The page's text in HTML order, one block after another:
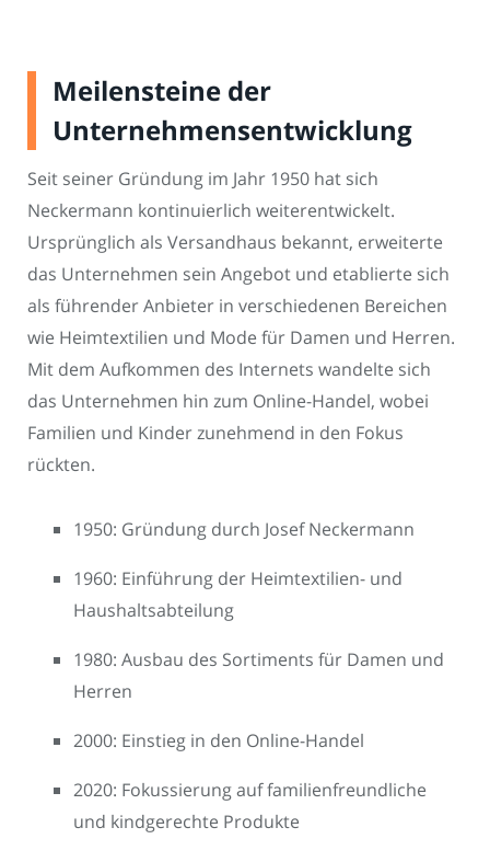
Meilensteine der
Unternehmensentwicklung
Seit seiner Gründung im Jahr 1950 hat sich
Neckermann kontinuierlich weiterentwickelt.
Ursprünglich als Versandhaus bekannt, erweiterte
das Unternehmen sein Angebot und etablierte sich
als führender Anbieter in verschiedenen Bereichen
wie Heimtextilien und Mode für Damen und Herren.
Mit dem Aufkommen des Internets wandelte sich
das Unternehmen hin zum Online-Handel, wobei
Familien und Kinder zunehmend in den Fokus
rückten.
1950: Gründung durch Josef Neckermann
1960: Einführung der Heimtextilien- und
Haushaltsabteilung
1980: Ausbau des Sortiments für Damen und
Herren
2000: Einstieg in den Online-Handel
2020: Fokussierung auf familienfreundliche
und kindgerechte Produkte